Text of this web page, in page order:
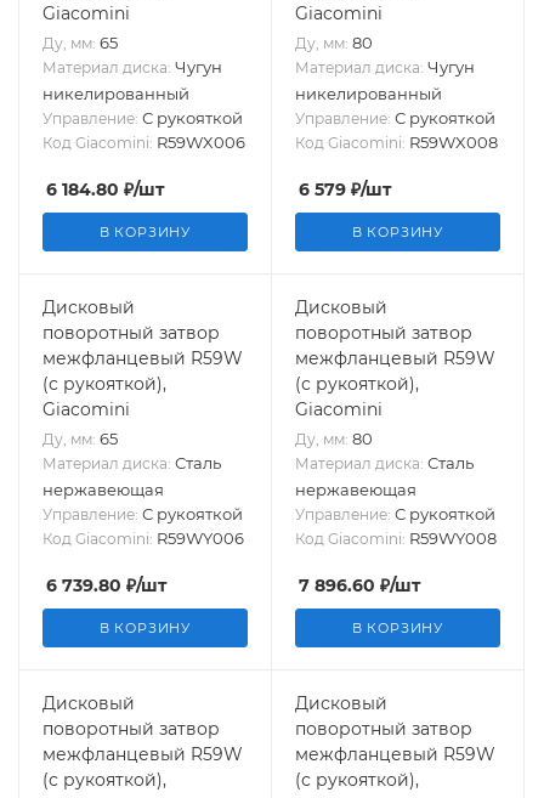
Giacomini
Ду, мм: 65
Материал диска: Чугун
никелированный
Управление: С рукояткой
Код Giacomini: R59WX006
6 184.80 ₽/шт
В КОРЗИНУ
Giacomini
Ду, мм: 80
Материал диска: Чугун
никелированный
Управление: С рукояткой
Код Giacomini: R59WX008
6 579 ₽/шт
В КОРЗИНУ
Дисковый
поворотный затвор
межфланцевый R59W
(с рукояткой),
Giacomini
Ду, мм: 65
Материал диска: Сталь
нержавеющая
Управление: С рукояткой
Код Giacomini: R59WY006
6 739.80 ₽/шт
В КОРЗИНУ
Дисковый
поворотный затвор
межфланцевый R59W
(с рукояткой),
Giacomini
Ду, мм: 80
Материал диска: Сталь
нержавеющая
Управление: С рукояткой
Код Giacomini: R59WY008
7 896.60 ₽/шт
В КОРЗИНУ
Дисковый
поворотный затвор
межфланцевый R59W
(с рукояткой),
Дисковый
поворотный затвор
межфланцевый R59W
(с рукояткой),